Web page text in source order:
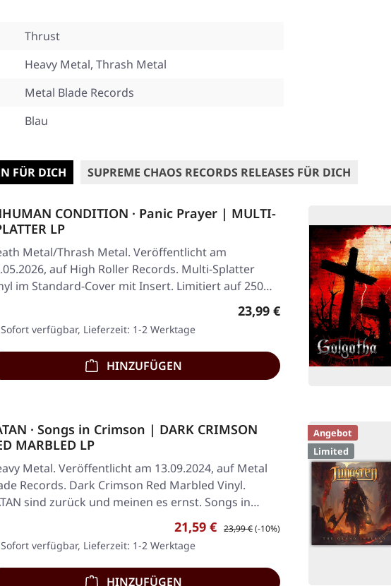
Thrust
Heavy Metal, Thrash Metal
Metal Blade Records
Blau
FÜR DICH SUPREME CHAOS RECORDS RELEASES FÜR DICH
CONDITION · Panic Prayer | MULTI-
LP
Metal/Thrash Metal. Veröffentlicht am
auf High Roller Records. Multi-Splatter
im Standard-Cover mit Insert. Limitiert auf 250…
Regulärer Preis:
23,99 €
Sofort verfügbar, Lieferzeit: 1-2 Werktage
HINZUFÜGEN
· Songs in Crimson | DARK CRIMSON
MARBLED LP
Metal. Veröffentlicht am 13.09.2024, auf Metal
Records. Dark Crimson Red Marbled Vinyl.
sind zurück und meinen es ernst. Songs in…
Verkaufspreis:
21,59 € Regulärer Preis:
23,99 €(-10%)
Sofort verfügbar, Lieferzeit: 1-2 Werktage
HINZUFÜGEN
Angebot
Limited